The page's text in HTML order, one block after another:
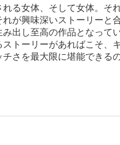
る女体、そして女体。そ
が興味深いストーリーと
出し至高の作品となってい
トーリーがあればこそ、
さを最大限に堪能できるの